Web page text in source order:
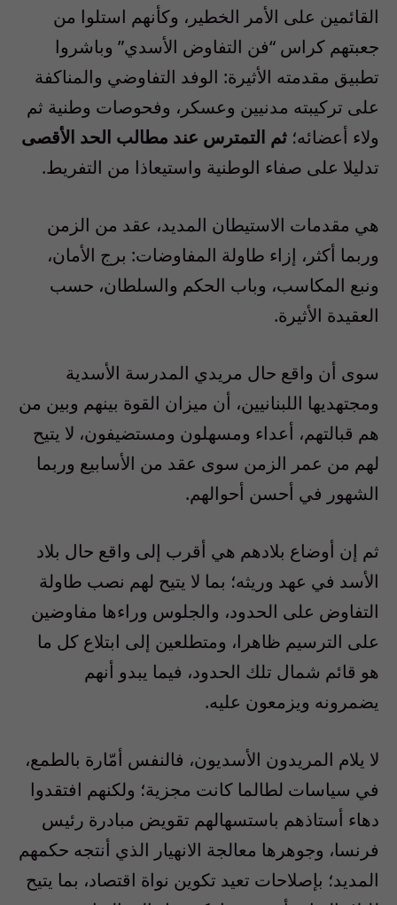
القائمين على الأمر الخطير، وكأنهم استلوا من
جعبتهم كراس “فن التفاوض الأسدي” وباشروا
تطبيق مقدمته الأثيرة: الوفد التفاوضي والمناكفة
على تركيبته مدنيين وعسكر، وفحوصات وطنية ثم
ولاء أعضائه؛ ثم التمترس عند مطالب الحد الأقصى
تدليلا على صفاء الوطنية واستيعاذا من التفريط.
هي مقدمات الاستيطان المديد، عقد من الزمن
وربما أكثر، إزاء طاولة المفاوضات: برج الأمان،
ونبع المكاسب، وباب الحكم والسلطان، حسب
العقيدة الأثيرة.
سوى أن واقع حال مريدي المدرسة الأسدية
ومجتهديها اللبنانيين، أن ميزان القوة بينهم وبين من
هم قبالتهم، أعداء ومسهلون ومستضيفون، لا يتيح
لهم من عمر الزمن سوى عقد من الأسابيع وربما
الشهور في أحسن أحوالهم.
ثم إن أوضاع بلادهم هي أقرب إلى واقع حال بلاد
الأسد في عهد وريثه؛ بما لا يتيح لهم نصب طاولة
التفاوض على الحدود، والجلوس وراءها مفاوضين
على الترسيم ظاهرا، ومتطلعين إلى ابتلاع كل ما
هو قائم شمال تلك الحدود، فيما يبدو أنهم
يضمرونه ويزمعون عليه.
لا يلام المريدون الأسديون، فالنفس أمّارة بالطمع،
في سياسات لطالما كانت مجزية؛ ولكنهم افتقدوا
دهاء أستاذهم باستسهالهم تقويض مبادرة رئيس
فرنسا، وجوهرها معالجة الانهيار الذي أنتجه حكمهم
المديد؛ بإصلاحات تعيد تكوين نواة اقتصاد، بما يتيح